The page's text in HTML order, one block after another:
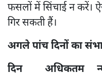
फसलों में सिंचाई न करें।
गिर सकती हैं।
अगले पांच दिनों का
दिन अधिकतम